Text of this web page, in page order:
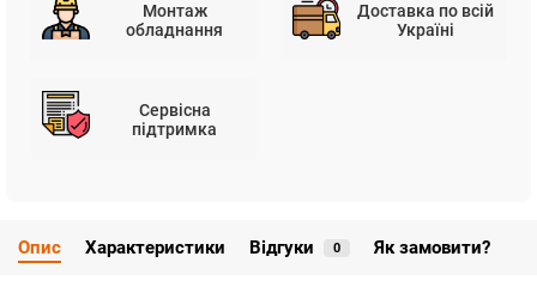
Монтаж
обладнання
Доставка по всій
Україні
Сервісна
підтримка
Опис Характеристики Відгуки 0 Як замовити?